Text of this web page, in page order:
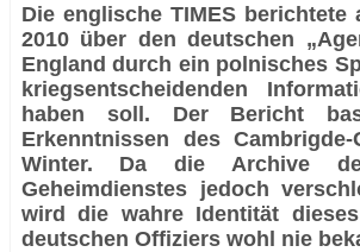
Die englische TIMES berichtete
2010 über den deutschen
England durch ein polnisches
kriegsentscheidenden
haben soll. Der Bericht
Erkenntnissen des Cambrigde-
Winter. Da die Archive
Geheimdienstes jedoch
wird die wahre Identität
deutschen Offiziers wohl nie